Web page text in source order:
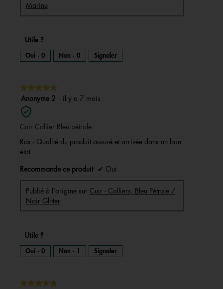
Marine
Utile ?
Oui · 0 Non · 0 Signaler
★★★★★
★★★★★
5
sur
5
étoiles.
Anonyme 2 · il y a 7 mois
Cuir Collier Bleu pétrole
Ras - Qualité du produit assuré et arrivée dans un bon
état
Recommande ce produit ✔ Oui
Publié à l'origine sur Cuir - Colliers, Bleu Pétrole /
Noir Glitter
Utile ?
Oui · 0 Non · 1 Signaler
★★★★★
★★★★★